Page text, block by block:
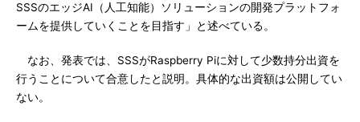
SSSのエッジAI（人工知能）ソリューションの開発プラットフォ
ームを提供していくことを目指す」と述べている。
なお、発表では、SSSがRaspberry Piに対して少数持分出資を
行うことについて合意したと説明。具体的な出資額は公開してい
ない。